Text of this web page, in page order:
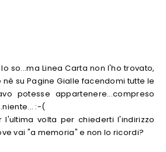
so...ma Linea Carta non l'ho trovato,
nè su Pagine Gialle facendomi tutte le
potesse appartenere...compreso
:-(
l'ultima volta per chiederti l'indirizzo
vai "a memoria" e non lo ricordi?